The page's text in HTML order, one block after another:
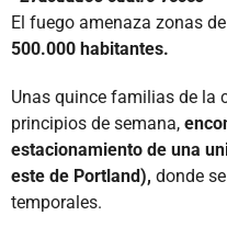
El fuego amenaza zonas de
500.000 habitantes.
Unas quince familias de la
principios de semana,
estacionamiento de una
este de Portland), donde
temporales.